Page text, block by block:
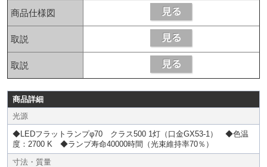
商品仕様図
取説
取説
商品詳細
光源
◆LEDフラットランプφ70 クラス500 1灯（口金GX53-1） ◆色温
度：2700 K ◆ランプ寿命40000時間（光束維持率70％）
寸法・質量